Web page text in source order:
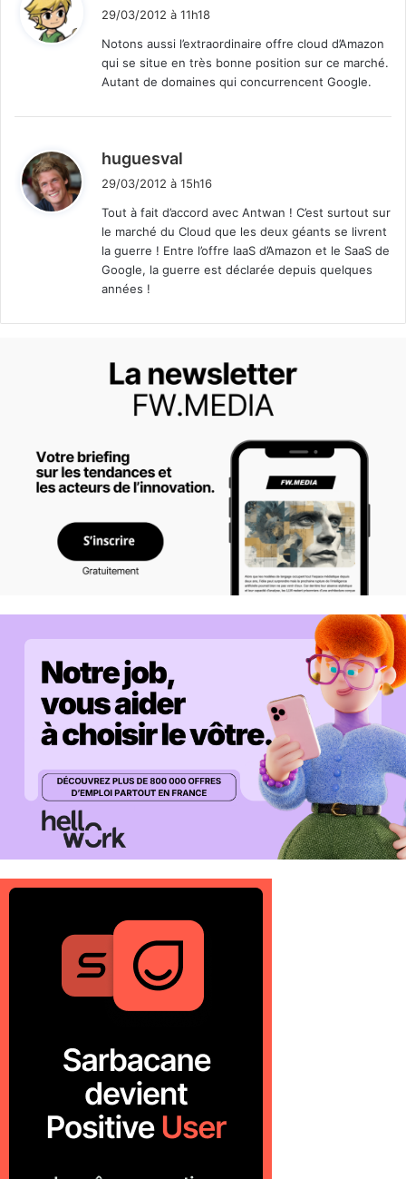
:
29/03/2012 à 11h18
Notons aussi l’extraordinaire offre cloud d’Amazon
qui se situe en très bonne position sur ce marché.
Autant de domaines qui concurrencent Google.
huguesval
:
29/03/2012 à 15h16
Tout à fait d’accord avec Antwan ! C’est surtout sur
le marché du Cloud que les deux géants se livrent
la guerre ! Entre l’offre IaaS d’Amazon et le SaaS de
Google, la guerre est déclarée depuis quelques
années !